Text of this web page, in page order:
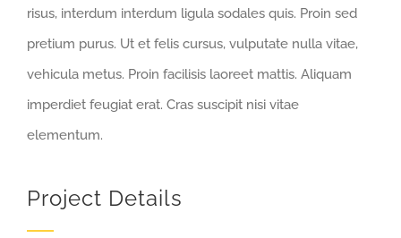
risus, interdum interdum ligula sodales quis. Proin sed
pretium purus. Ut et felis cursus, vulputate nulla vitae,
vehicula metus. Proin facilisis laoreet mattis. Aliquam
imperdiet feugiat erat. Cras suscipit nisi vitae
elementum.
Project Details